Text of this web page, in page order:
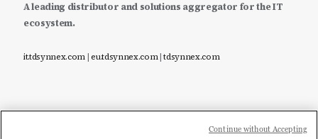
A leading distributor and solutions aggregator for the IT
ecosystem.
it.tdsynnex.com|eu.tdsynnex.com|tdsynnex.com
Continue without Accepting